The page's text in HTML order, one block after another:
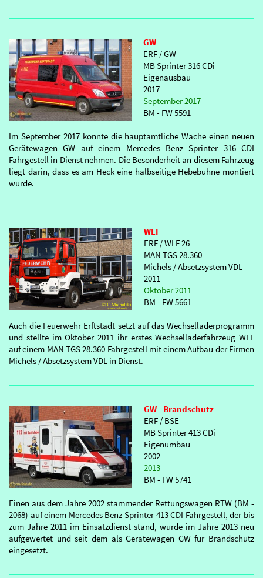
GW
ERF / GW
MB Sprinter 316 CDi
Eigenausbau
2017
September 2017
BM - FW 5591
Im September 2017 konnte die hauptamtliche Wache einen neuen
Gerätewagen GW auf einem Mercedes Benz Sprinter 316 CDI
Fahrgestell in Dienst nehmen. Die Besonderheit an diesem Fahrzeug
liegt darin, dass es am Heck eine halbseitige Hebebühne montiert
wurde.
WLF
ERF / WLF 26
MAN TGS 28.360
Michels / Absetzsystem VDL
2011
Oktober 2011
BM - FW 5661
Auch die Feuerwehr Erftstadt setzt auf das Wechselladerprogramm
und stellte im Oktober 2011 ihr erstes Wechselladerfahrzeug WLF
auf einem MAN TGS 28.360 Fahrgestell mit einem Aufbau der Firmen
Michels / Absetzsystem VDL in Dienst.
GW - Brandschutz
ERF / BSE
MB Sprinter 413 CDi
Eigenumbau
2002
2013
BM - FW 5741
Einen aus dem Jahre 2002 stammender Rettungswagen RTW (BM -
2068) auf einem Mercedes Benz Sprinter 413 CDI Fahrgestell, der bis
zum Jahre 2011 im Einsatzdienst stand, wurde im Jahre 2013 neu
aufgewertet und seit dem als Gerätewagen GW für Brandschutz
eingesetzt.